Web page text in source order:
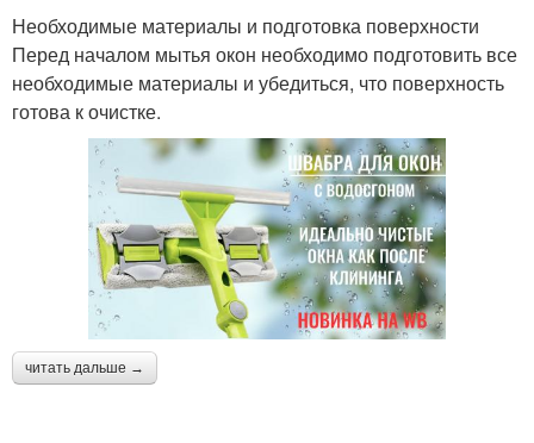
Необходимые материалы и подготовка поверхности
Перед началом мытья окон необходимо подготовить все
необходимые материалы и убедиться, что поверхность
готова к очистке.
читать дальше →